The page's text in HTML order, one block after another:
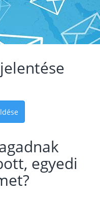
egyedi